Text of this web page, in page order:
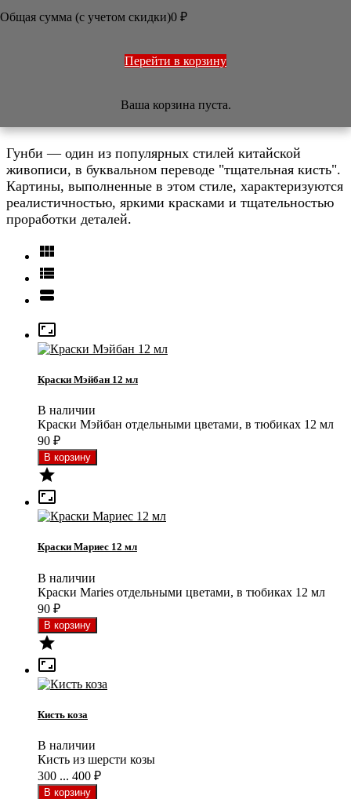
ПЕЧАТИ
ТОВАРЫ ИЗ ЯПОНИИ
Гунби — один из популярных стилей китайской
живописи, в буквальном переводе "тщательная кисть".
Картины, выполненные в этом стиле, характеризуются
реалистичностью, яркими красками и тщательностью
проработки деталей.




Краски Мэйбан 12 мл
В наличии
Краски Мэйбан отдельными цветами, в тюбиках 12 мл
90 ₽


Краски Мариес 12 мл
В наличии
Краски Maries отдельными цветами, в тюбиках 12 мл
90 ₽


Кисть коза
В наличии
Кисть из шерсти козы
300 ... 400 ₽
Общая сумма (с учетом скидки)0 ₽
Перейти в корзину
Ваша корзина пуста.